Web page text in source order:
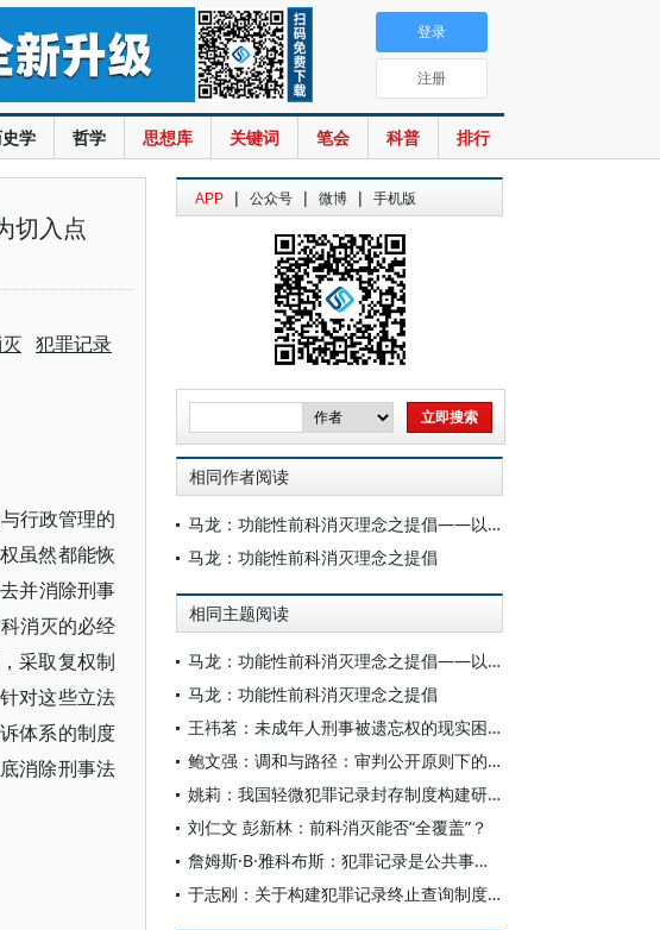
学 哲学 思想库 关键词 笔会 科普 排行
登录
注册
切入点
犯罪记录
行政管理的
虽然都能恢
并消除刑事
消灭的必经
采取复权制
对这些立法
体系的制度
消除刑事法
APP | 公众号 | 微博 | 手机版
相同作者阅读
马龙：功能性前科消灭理念之提倡——以犯罪前科与犯罪记录的关系为切入点
马龙：功能性前科消灭理念之提倡
相同主题阅读
马龙：功能性前科消灭理念之提倡——以犯罪前科与犯罪记录的关系为切入点
马龙：功能性前科消灭理念之提倡
王祎茗：未成年人刑事被遗忘权的现实困境与脱困之道
鲍文强：调和与路径：审判公开原则下的轻微犯罪记录封存
姚莉：我国轻微犯罪记录封存制度构建研究
刘仁文 彭新林：前科消灭能否“全覆盖”？
詹姆斯·B·雅科布斯：犯罪记录是公共事务吗
于志刚：关于构建犯罪记录终止查询制度的思考